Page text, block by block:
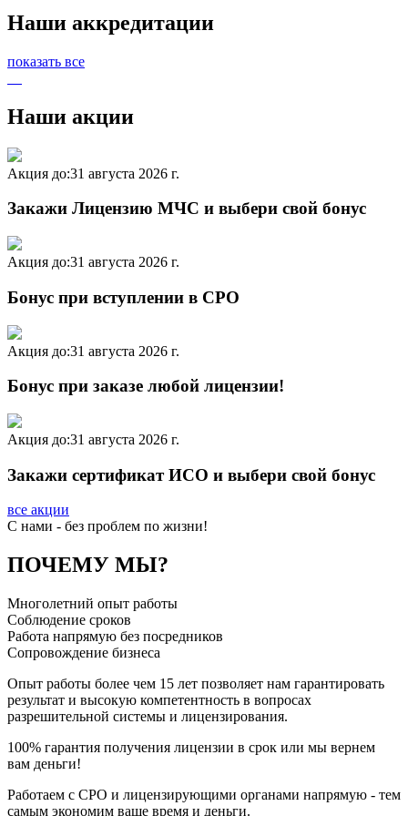
Наши аккредитации
показать все
Наши акции
Акция до:31 августа 2026 г.
Закажи Лицензию МЧС и выбери свой бонус
Акция до:31 августа 2026 г.
Бонус при вступлении в СРО
Акция до:31 августа 2026 г.
Бонус при заказе любой лицензии!
Акция до:31 августа 2026 г.
Закажи сертификат ИСО и выбери свой бонус
все акции
C нами - без проблем по жизни!
ПОЧЕМУ МЫ?
Многолетний опыт работы
Соблюдение сроков
Работа напрямую без посредников
Сопровождение бизнеса
Опыт работы более чем 15 лет позволяет нам гарантировать
результат и высокую компетентность в вопросах
разрешительной системы и лицензирования.
100% гарантия получения лицензии в срок или мы вернем
вам деньги!
Работаем с СРО и лицензирующими органами напрямую - тем
самым экономим ваше время и деньги.